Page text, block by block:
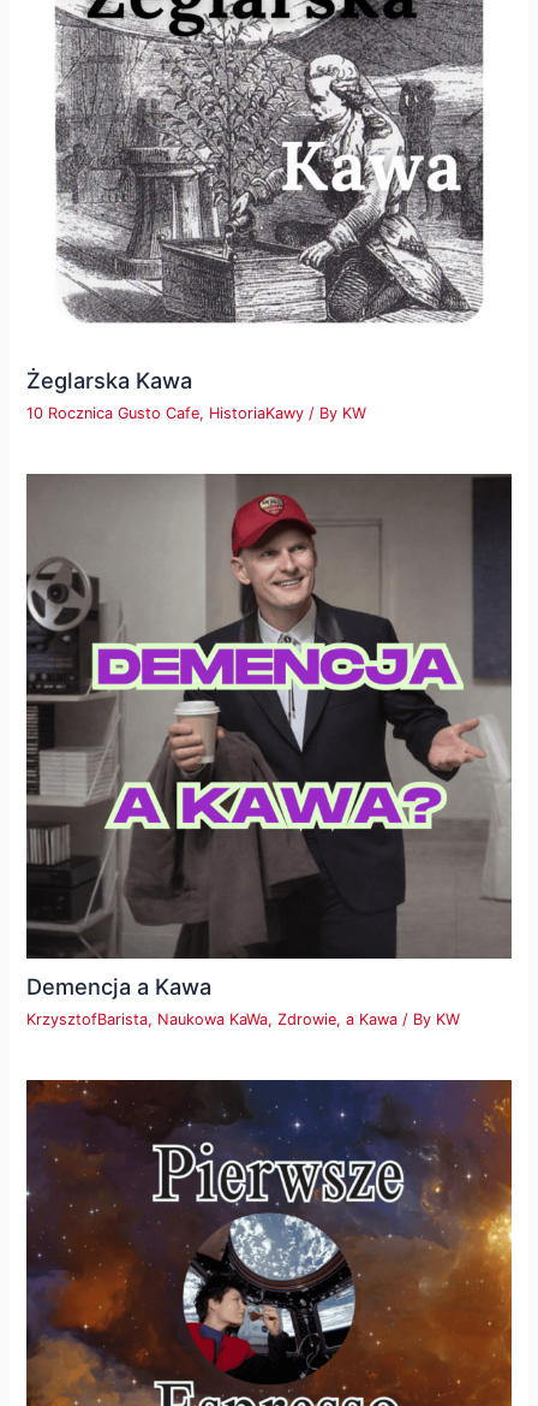
Żeglarska Kawa
10 Rocznica Gusto Cafe, HistoriaKawy / By KW
Demencja a Kawa
KrzysztofBarista, Naukowa KaWa,Zdrowie, a Kawa / By KW